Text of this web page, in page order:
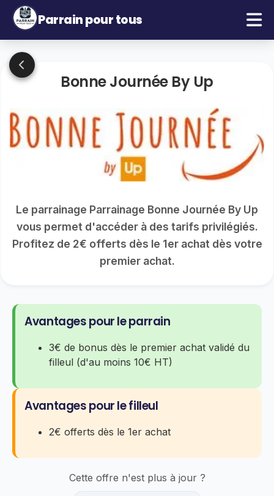
Parrain pour tous
Bonne Journée By Up
Le parrainage Parrainage Bonne Journée By Up
vous permet d'accéder à des tarifs privilégiés.
Profitez de 2€ offerts dès le 1er achat dès votre
premier achat.
Avantages pour le parrain
3€ de bonus dès le premier achat validé du
filleul (d'au moins 10€ HT)
Avantages pour le filleul
2€ offerts dès le 1er achat
Cette offre n'est plus à jour ?